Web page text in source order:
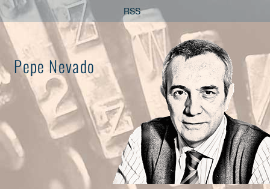
Saltar
al
contenido
RSS
Pepe Nevado